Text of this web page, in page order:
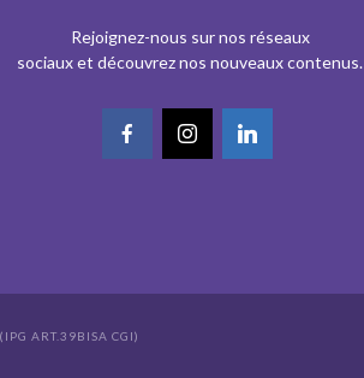
Rejoignez-nous sur nos réseaux
sociaux et découvrez nos nouveaux contenus.
ART.39BISA CGI)